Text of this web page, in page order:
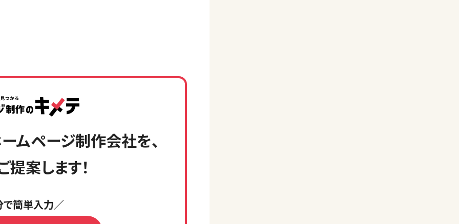
ムページ制作会社を、
提案します！
簡単入力／